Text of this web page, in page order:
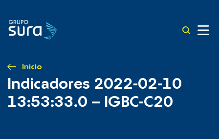
Inicio
Indicadores 2022-02-10
13:53:33.0 – IGBC-C20